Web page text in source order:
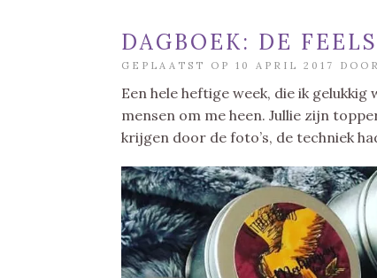
DAGBOEK: DE
GEPLAATST OP 10 APRIL 2017
Een hele heftige week, die ik
mensen om me heen. Jullie zijn
krijgen door de foto’s, de techniek